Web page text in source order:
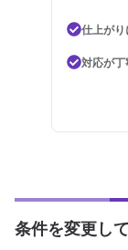
仕上が
対応が
条件を変更し